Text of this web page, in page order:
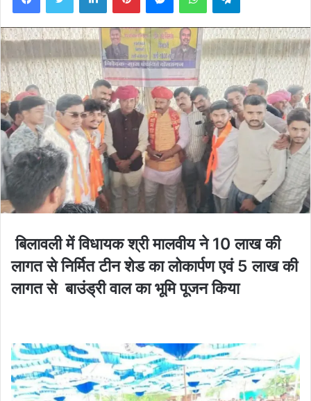
बिलावली में विधायक श्री मालवीय ने 10 लाख की
लागत से निर्मित टीन शेड का लोकार्पण एवं 5 लाख की
लागत से बाउंड्री वाल का भूमि पूजन किया